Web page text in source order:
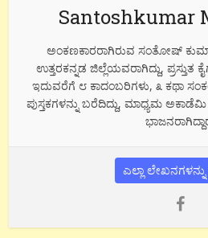
Santoshkumar
ಅಂಕಣಕಾರರಾಗಿರುವ ಸಂತೋಷ್
ಉತ್ತರಕನ್ನಡ ಜಿಲ್ಲೆಯವರಾಗಿದ್ದು, ಪ್ರಸ್ತುತ
ಇದುವರೆಗೆ ೮ ಕಾದಂಬರಿಗಳು, ೩ ಕಥಾ
ಪುಸ್ತಕಗಳನ್ನು ಬರೆದಿದ್ದು, ಮಾಧ್ಯಮ ಅಕಾಡೆಮಿ
ಎಲ್ಲಾ